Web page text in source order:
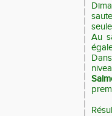
Au